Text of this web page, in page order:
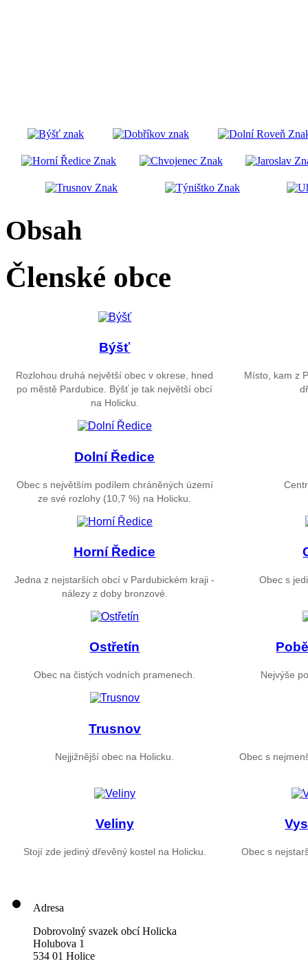
Obsah
Členské obce
Býšť
Rozlohou druhá největší obec v okrese, hned
po městě Pardubice. Býšť je tak největší obcí
na Holicku.
Místo, kam z
Dolní Ředice
Obec s největším podílem chráněných území
ze své rozlohy (10,7 %) na Holicku.
Horní Ředice
Jedna z nejstarších obcí v Pardubickém kraji -
nálezy z doby bronzové.
Obec s
Ostřetín
Obec na čistých vodních pramenech. Nejvýše
Trusnov
Nejjižnější obec na Holicku. Obec s
Veliny
Stojí zde jediný dřevěný kostel na Holicku. Obec s
Adresa
Dobrovolný svazek obcí Holicka
Holubova 1
534 01 Holice